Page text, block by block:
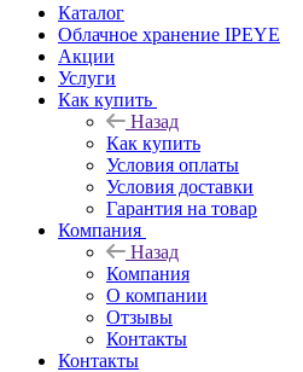
Каталог
Облачное хранение IPEYE
Акции
Услуги
Как купить
Назад
Как купить
Условия оплаты
Условия доставки
Гарантия на товар
Компания
Назад
Компания
О компании
Отзывы
Контакты
Контакты